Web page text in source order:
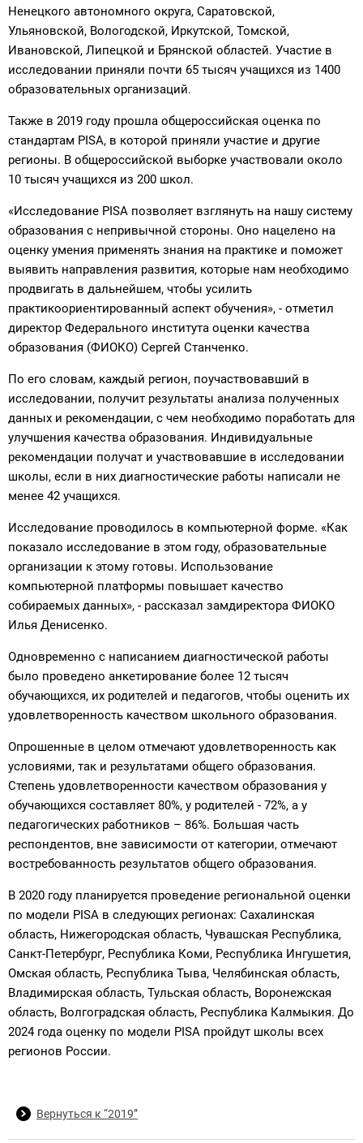
Ненецкого автономного округа, Саратовской,
Ульяновской, Вологодской, Иркутской, Томской,
Ивановской, Липецкой и Брянской областей. Участие в
исследовании приняли почти 65 тысяч учащихся из 1400
образовательных организаций.
Также в 2019 году прошла общероссийская оценка по
стандартам PISA, в которой приняли участие и другие
регионы. В общероссийской выборке участвовали около
10 тысяч учащихся из 200 школ.
«Исследование PISA позволяет взглянуть на нашу систему
образования с непривычной стороны. Оно нацелено на
оценку умения применять знания на практике и поможет
выявить направления развития, которые нам необходимо
продвигать в дальнейшем, чтобы усилить
практикоориентированный аспект обучения», - отметил
директор Федерального института оценки качества
образования (ФИОКО) Сергей Станченко.
По его словам, каждый регион, поучаствовавший в
исследовании, получит результаты анализа полученных
данных и рекомендации, с чем необходимо поработать для
улучшения качества образования. Индивидуальные
рекомендации получат и участвовавшие в исследовании
школы, если в них диагностические работы написали не
менее 42 учащихся.
Исследование проводилось в компьютерной форме. «Как
показало исследование в этом году, образовательные
организации к этому готовы. Использование
компьютерной платформы повышает качество
собираемых данных», - рассказал замдиректора ФИОКО
Илья Денисенко.
Одновременно с написанием диагностической работы
было проведено анкетирование более 12 тысяч
обучающихся, их родителей и педагогов, чтобы оценить их
удовлетворенность качеством школьного образования.
Опрошенные в целом отмечают удовлетворенность как
условиями, так и результатами общего образования.
Степень удовлетворенности качеством образования у
обучающихся составляет 80%, у родителей - 72%, а у
педагогических работников – 86%. Большая часть
респондентов, вне зависимости от категории, отмечают
востребованность результатов общего образования.
В 2020 году планируется проведение региональной оценки
по модели PISA в следующих регионах: Сахалинская
область, Нижегородская область, Чувашская Республика,
Санкт-Петербург, Республика Коми, Республика Ингушетия,
Омская область, Республика Тыва, Челябинская область,
Владимирская область, Тульская область, Воронежская
область, Волгоградская область, Республика Калмыкия. До
2024 года оценку по модели PISA пройдут школы всех
регионов России.
Вернуться к “2019”